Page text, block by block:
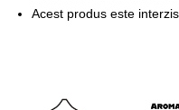
Acest produs este